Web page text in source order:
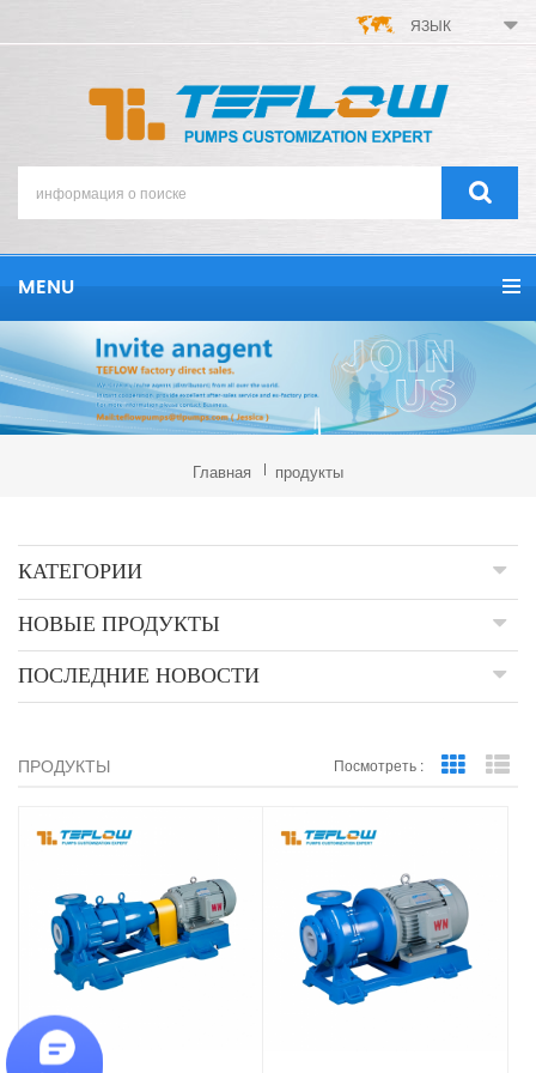
ЯЗЫК
MENU
Главная продукты
КАТЕГОРИИ
НОВЫЕ ПРОДУКТЫ
ПОСЛЕДНИЕ НОВОСТИ
ПРОДУКТЫ Посмотреть : Grid View